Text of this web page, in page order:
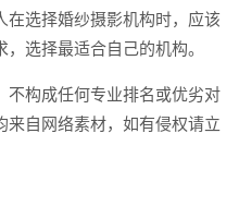
在选择婚纱摄影机构时，应该
选择最适合自己的机构。
不构成任何专业排名或优劣对
来自网络素材，如有侵权请立